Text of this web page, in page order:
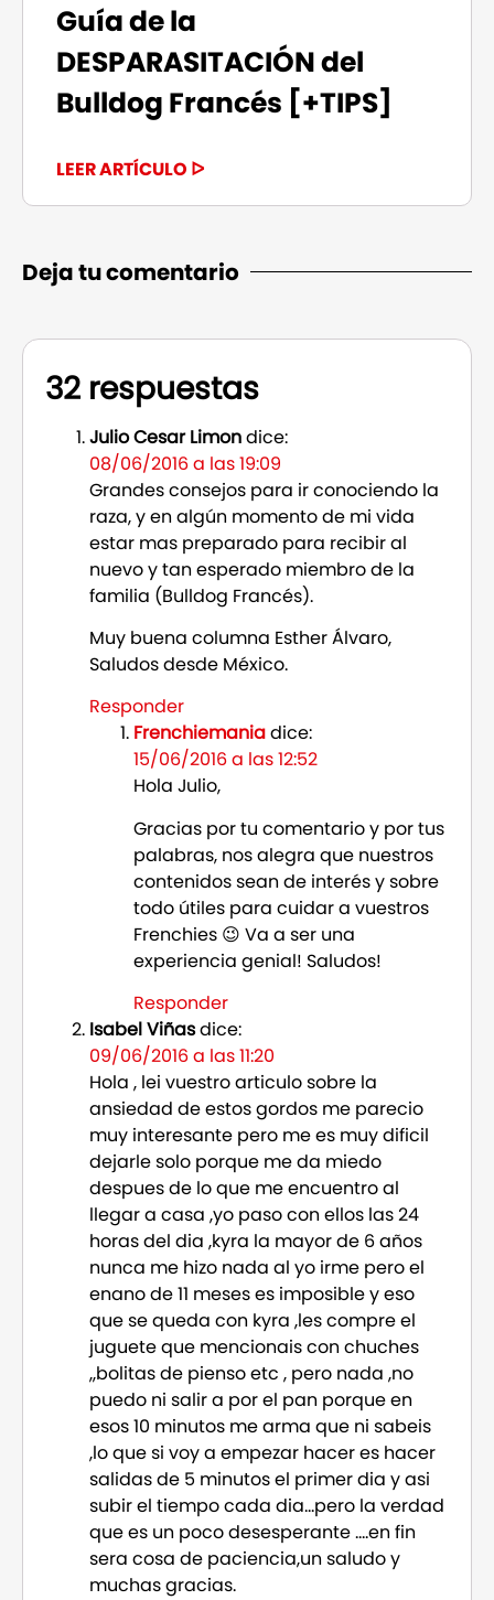
Guía de la
DESPARASITACIÓN del
Bulldog Francés [+TIPS]
LEER ARTÍCULO ᐅ
Deja tu comentario
32 respuestas
Julio Cesar Limondice:
08/06/2016 a las 19:09
Grandes consejos para ir conociendo la
raza, y en algún momento de mi vida
estar mas preparado para recibir al
nuevo y tan esperado miembro de la
familia (Bulldog Francés).
Muy buena columna Esther Álvaro,
Saludos desde México.
Responder
Frenchiemaniadice:
15/06/2016 a las 12:52
Hola Julio,
Gracias por tu comentario y por tus
palabras, nos alegra que nuestros
contenidos sean de interés y sobre
todo útiles para cuidar a vuestros
Frenchies 😉 Va a ser una
experiencia genial! Saludos!
Responder
Isabel Viñasdice:
09/06/2016 a las 11:20
Hola , lei vuestro articulo sobre la
ansiedad de estos gordos me parecio
muy interesante pero me es muy dificil
dejarle solo porque me da miedo
despues de lo que me encuentro al
llegar a casa ,yo paso con ellos las 24
horas del dia ,kyra la mayor de 6 años
nunca me hizo nada al yo irme pero el
enano de 11 meses es imposible y eso
que se queda con kyra ,les compre el
juguete que mencionais con chuches
,,bolitas de pienso etc , pero nada ,no
puedo ni salir a por el pan porque en
esos 10 minutos me arma que ni sabeis
,lo que si voy a empezar hacer es hacer
salidas de 5 minutos el primer dia y asi
subir el tiempo cada dia…pero la verdad
que es un poco desesperante ….en fin
sera cosa de paciencia,un saludo y
muchas gracias.